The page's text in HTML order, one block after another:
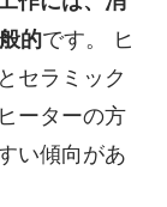
的です。 ヒ
セラミック
ーターの方
い傾向があ